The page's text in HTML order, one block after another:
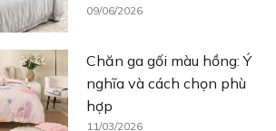
09/06/2026
Chăn ga gối màu hồng: Ý
nghĩa và cách chọn phù
hợp
11/03/2026